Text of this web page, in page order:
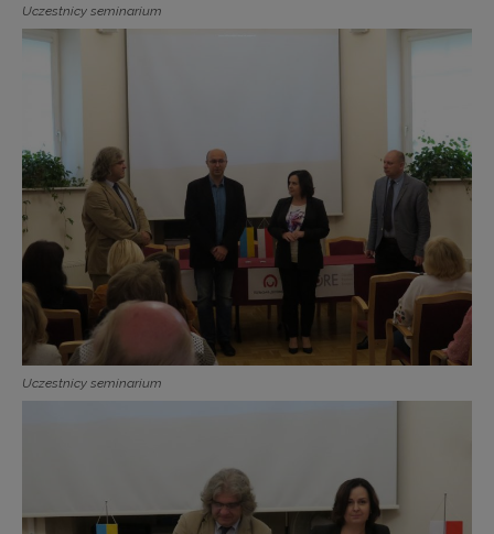
Uczestnicy seminarium
Uczestnicy seminarium